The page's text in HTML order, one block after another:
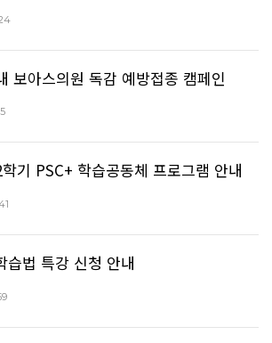
보아스의원 독감 예방접종 캠페인
기 PSC+ 학습공동체 프로그램 안내
습법 특강 신청 안내